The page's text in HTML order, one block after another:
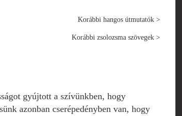
Korábbi hangos útmutatók >
Korábbi zsolozsma szövegek >
gyújtott a szívünkben, hogy
azonban cserépedényben van, hogy